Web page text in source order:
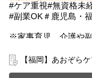
#ケア重視#無資格未
#副業OK＃鹿児島・
※家事育児、介護や
福岡市早良区に新し
【福岡】あおぞら